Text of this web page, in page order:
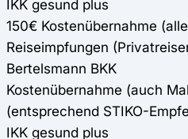
IKK gesund plus
150€ Kostenübernahme
Reiseimpfungen
Bertelsmann BKK
Kostenübernahme (auch
(entsprechend STIKO-
IKK gesund plus